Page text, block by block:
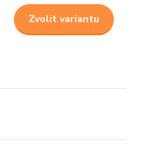
Zvolit variantu